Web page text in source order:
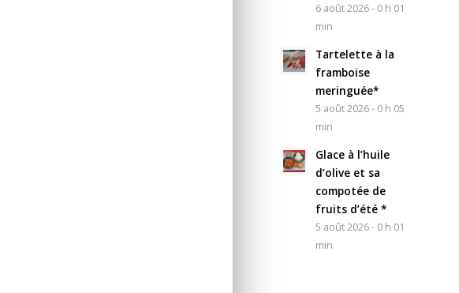
6 août 2026 - 0 h 01
min
Tartelette à la
framboise
meringuée*
5 août 2026 - 0 h 05
min
Glace à l’huile
d’olive et sa
compotée de
fruits d’été *
5 août 2026 - 0 h 01
min